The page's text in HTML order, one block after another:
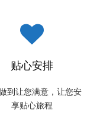
贴心安排
到让您满意，让您安
享贴心旅程